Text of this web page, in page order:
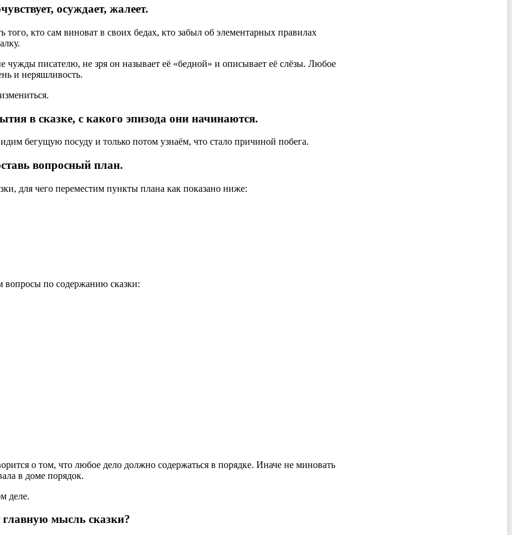
осуждает, жалеет.
того, кто сам виноват в своих бедах, кто забыл об элементарных правилах
чужды писателю, не зря он называет её «бедной» и описывает её слёзы. Любое
и неряшливость.
в сказке, с какого эпизода они начинаются.
бегущую посуду и только потом узнаём, что стало причиной побега.
вопросный план.
для чего переместим пункты плана как показано ниже:
вопросы по содержанию сказки:
о том, что любое дело должно содержаться в порядке. Иначе не миновать
в доме порядок.
деле.
мысль сказки?